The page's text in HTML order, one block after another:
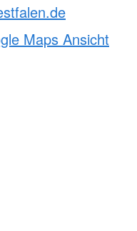
Maps Ansicht